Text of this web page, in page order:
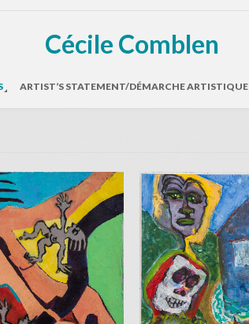
Cécile Comblen
ARTIST’S STATEMENT/DÉMARCHE ARTISTIQUE